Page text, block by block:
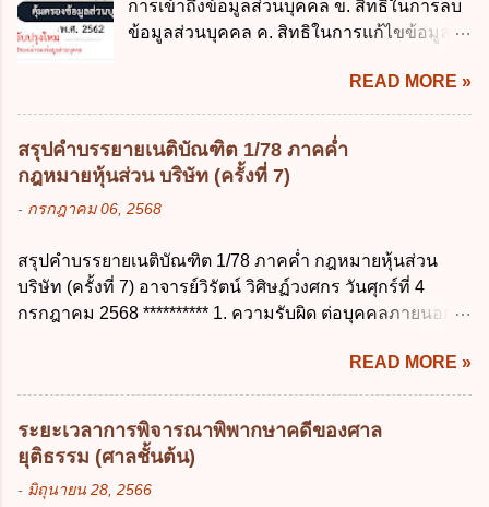
แม่บทใด ก. พระราชบัญญัติวิธีการงบ
ประมาณ พ.ศ. 2561 ข. พระราชบัญญัติวินัย
บัญญัติเงินคงคลัง พ.ศ. 2491 ง. ระเบียบ
กระทรวงการคลัง ว่าด้วยการเบิกเงินจากคลัง
การรับเงิน การจ่ายเงิน การเก็บรักษาเงิน และ
การนำเงินส่งคลัง พ.ศ. 2562 ข้อ 3 ส่วน
สำรองจ่ายได้แห่งละไม่เกินเท่าใร ก. 100,000
บาท ข. 50,000 บาท ค. 30,000 บาท ง. 10,000
บาท ข้อ 4 ดอกเบี้ยที่เกิดจากการนำเงินทดรอง
การเข้าถึงข้อมูลส่วนบุคคล ข. สิทธิในการลบ
ข้อมูลส่วนบุคคล ค. สิทธิในการแก้ไขข้อมูล
การประมวลผลข้อมูลส่วนบุคคล ข้อ 42 ผู้
ควบคุมข้อมูลส่วนบุคคลต้องแก้ไขข้อมูลส่วน
บุคคลตามหลักการข้อใด ก. ถูกต้อง เป็น
ปัจจุบัน ข. สมบูรณ์ ค. ไม่ก่อให้เกิดความ
เข้าใจผิด ง. ถูกทุกข้อ ข้อ 43 มาตรการทาง
กฎหมายคุ้มครองข้อมูลส่วนบุคคล ในกรณีผู้
ข้อมูลส่วนบุคคลให้ถูกต้อง ก. ร้องทุกข์ ข. ร้อง
เรียน ค. อุทธรณ์ ง. ฟ้องร้อง ข้อ 44 หลักการ
สำคัญของสิทธิในการลบข้อมูลส่วนบุคคล คือ
ลบข้อมูลส่วนบุคคล ข. ขอให้ทำลายข้อมูล
ส่วนบุคคล ค. ทำให้ข้อมูลส่วนบุคคลไม่
สามารถระบุถึงตนได้ ง. ถูกทุกข้อ ข้อ 45
เงื่อนไข ในการใช้สิทธิลบข้อมูลส่วนบุคคล ข้อ
READ MORE »
สรุปคำบรรยายเนติบัณฑิต 1/78 ภาคค่ำ
กฎหมายหุ้นส่วน บริษัท (ครั้งที่ 7)
- กรกฎาคม 06, 2568
สรุปคำบรรยายเนติบัณฑิต 1/78 ภาคค่ำ กฎหมายหุ้นส่วน
บริษัท (ครั้งที่ 7) อาจารย์วิรัตน์ วิศิษฏ์วงศกร วันศุกร์ที่ 4
กรกฎาคม 2568 ********** 1. ความรับผิด ต่อบุคคลภายนอก
คนใดคนหนึ่งได้จัดทำไปในทางที่เป็น ธรรมดาการค้าขาย
ของห้างหุ้นส่วน ม.1050 , 1025 โดยพิจารณาตามสภาพแห่ง
กิจการ การงานของห้าง และประเพณีทางการค้า -หุ้นส่วน
ต้องจัดการในนามของห้าง ไม่ว่าจะมีมูลเหตุจูงใจเพราะทุจริต
หรือมีอำนาจจัดการหรือไม่ก็ตาม จึงเป็นไปตามหลักกฎหมาย
ปิดปากหุ้นส่วนคนอื่น และหลักลูกหนี้ร่วมตามม.291 เพื่อ
READ MORE »
ระยะเวลาการพิจารณาพิพากษาคดีของศาล
ยุติธรรม (ศาลชั้นต้น)
- มิถุนายน 28, 2566